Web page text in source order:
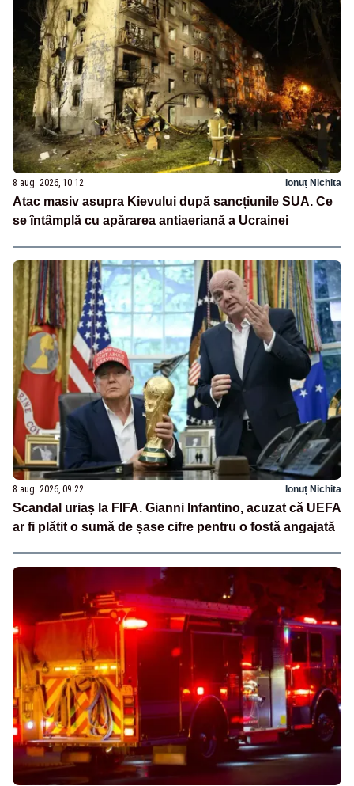
8 aug. 2026, 10:12 Ionuț Nichita
Atac masiv asupra Kievului după sancțiunile SUA. Ce
se întâmplă cu apărarea antiaeriană a Ucrainei
8 aug. 2026, 09:22 Ionuț Nichita
Scandal uriaș la FIFA. Gianni Infantino, acuzat că UEFA
ar fi plătit o sumă de șase cifre pentru o fostă angajată